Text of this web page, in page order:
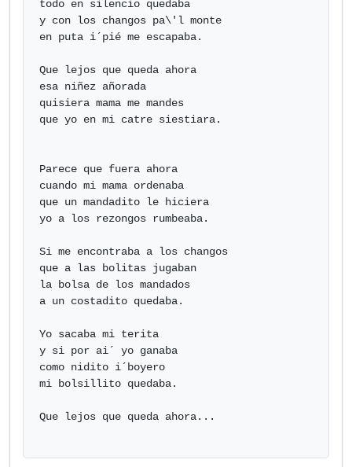
todo en silencio quedaba
y con los changos pa\'l monte
en puta i´pié me escapaba.
Que lejos que queda ahora
esa niñez añorada
quisiera mama me mandes
que yo en mi catre siestiara.
Parece que fuera ahora
cuando mi mama ordenaba
que un mandadito le hiciera
yo a los rezongos rumbeaba.
Si me encontraba a los changos
que a las bolitas jugaban
la bolsa de los mandados
a un costadito quedaba.
Yo sacaba mi terita
y si por ai´ yo ganaba
como nidito i´boyero
mi bolsillito quedaba.
Que lejos que queda ahora...